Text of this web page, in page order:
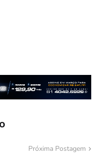
Próxima Postagem